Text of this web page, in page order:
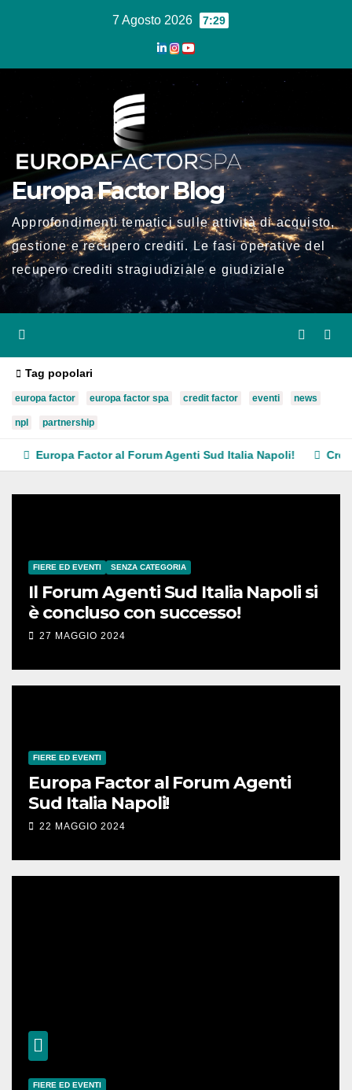
7 Agosto 2026 7:29
Europa Factor Blog
Approfondimenti tematici sulle attività di acquisto,
gestione e recupero crediti. Le fasi operative del
recupero crediti stragiudiziale e giudiziale
Tag popolari
europa factor europa factor spa credit factor eventi news
npl partnership
Europa Factor al Forum Agenti Sud Italia Napoli! Credit
FIERE ED EVENTI SENZA CATEGORIA
Il Forum Agenti Sud Italia Napoli si
è concluso con successo!
27 MAGGIO 2024
FIERE ED EVENTI
Europa Factor al Forum Agenti
Sud Italia Napoli!
22 MAGGIO 2024
FIERE ED EVENTI